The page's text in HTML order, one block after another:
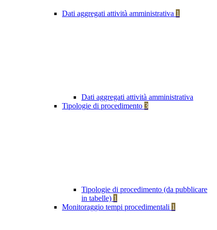
Dati aggregati attività amministrativa 1
Dati aggregati attività amministrativa
Tipologie di procedimento 3
Tipologie di procedimento (da pubblicare
in tabelle) 1
Monitoraggio tempi procedimentali 1